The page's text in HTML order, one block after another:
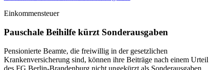
Einkommensteuer
Pauschale Beihilfe kürzt Sonderausgaben
Pensionierte Beamte, die freiwillig in der gesetzlichen
Krankenversicherung sind, können ihre Beiträge nach einem Urteil
des FG Berlin-Brandenburg nicht ungekürzt als Sonderausgaben